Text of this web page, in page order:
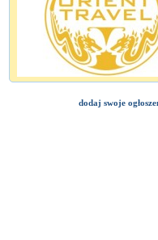
dodaj swoje